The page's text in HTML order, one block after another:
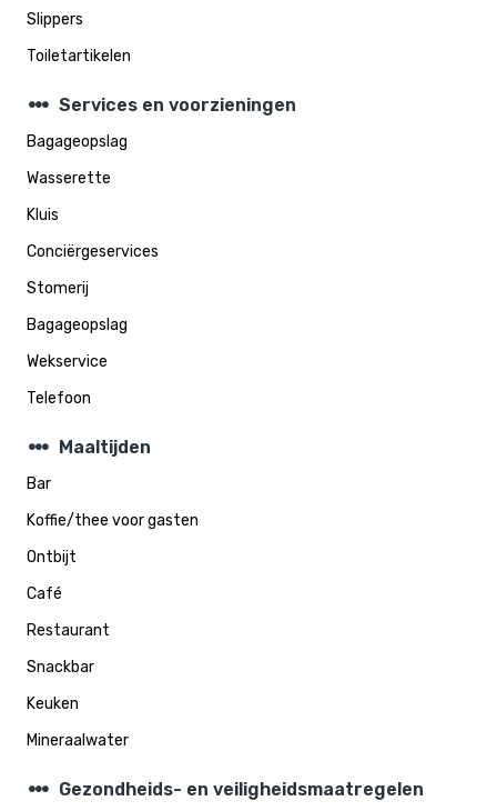
Slippers
Toiletartikelen
steppers Services en voorzieningen
Bagageopslag
Wasserette
Kluis
Conciërgeservices
Stomerij
Bagageopslag
Wekservice
Telefoon
steppers Maaltijden
Bar
Koffie/thee voor gasten
Ontbijt
Café
Restaurant
Snackbar
Keuken
Mineraalwater
steppers Gezondheids- en veiligheidsmaatregelen